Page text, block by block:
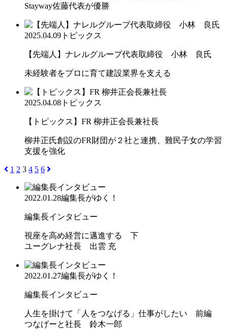
Stayway佐藤代表が優勝
2025.04.09 トピックス
【先端人】ナレルグループ代表取締役 小林 良氏
未経験者をプロに育て建設業界を支える
2025.04.08 トピックス
【トピックス】FR 柳井正会長兼社長
柳井正氏創設のFR財団が２社と連携、難民子女の学習
支援を強化
1 2 3 4 5 6
2022.01.28編集長がゆく！
編集長インタビュー
視座を高め経営に邁進する 下
ユーグレナ社長 出雲 充
2022.01.27編集長がゆく！
編集長インタビュー
人生を掛けて「人をつなげる」仕事がしたい 前編
つなげーと社長 鈴木一郎